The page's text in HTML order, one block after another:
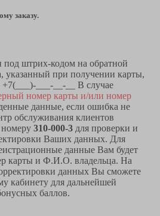
заказу.
штрих-кодом на обратной
указанный при получении карты,
___-__-__ В случае
номер карты и/или номер
данные, если ошибка не
обслуживания клиентов
310-000-3 для проверки и
Ваших данных. Для
данные Вам будет
карты и Ф.И.О. владельца. На
данных Вы сможете
кабинету для дальнейшей
баллов.